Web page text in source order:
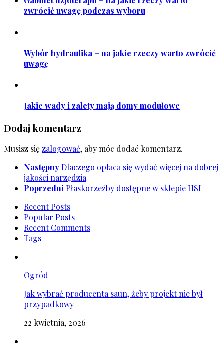
zwrócić uwagę podczas wyboru
Wybór hydraulika – na jakie rzeczy warto zwrócić
uwagę
Jakie wady i zalety mają domy modułowe
Dodaj komentarz
Musisz sięzalogować, aby móc dodać komentarz.
NastępnyDlaczego opłaca się wydać więcej na dobrej
jakości narzędzia
PoprzedniPłaskorzeźby dostępne w sklepie HSI
Recent Posts
Popular Posts
Recent Comments
Tags
Ogród
Jak wybrać producenta saun, żeby projekt nie był
przypadkowy
22 kwietnia, 2026